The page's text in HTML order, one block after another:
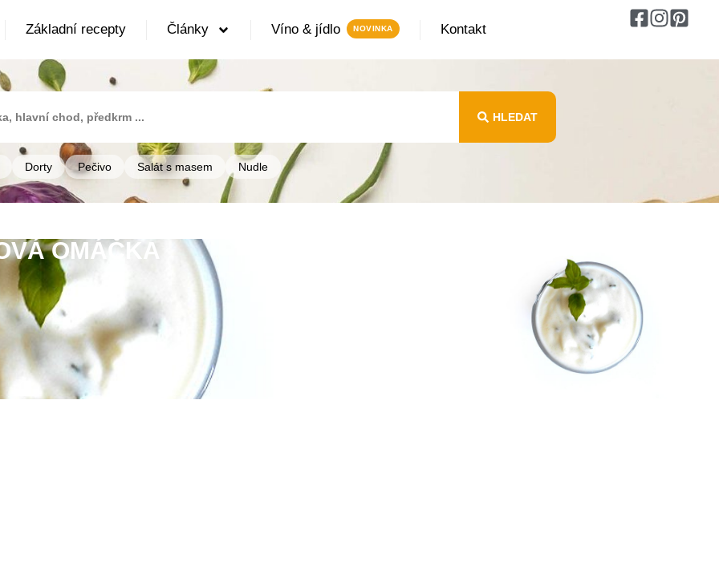
Základní recepty Články Víno & jídlo Kontakt
HLEDAT
Dorty Pečivo Salát s masem Nudle
OMÁČKA